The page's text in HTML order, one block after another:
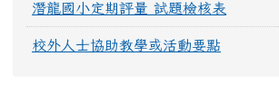
潛龍國小定期評量 試題檢核表
校外人士協助教學或活動要點